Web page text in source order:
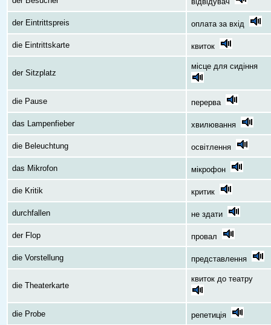
der Eintrittspreis оплата за вхід
die Eintrittskarte квиток
der Sitzplatz
місце для сидіння
die Pause перерва
das Lampenfieber хвилювання
die Beleuchtung освітлення
das Mikrofon мікрофон
die Kritik критик
durchfallen не здати
der Flop провал
die Vorstellung представлення
die Theaterkarte
квиток до театру
die Probe репетиція